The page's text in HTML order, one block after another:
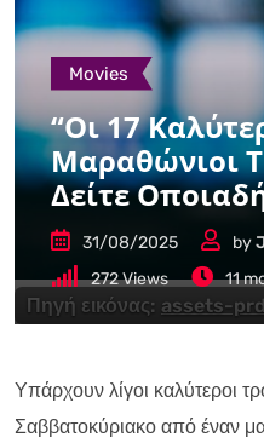
Πηγή εικόνας: assets-
Movies
“Οι 17
Μαραθώνιοι
Δείτε
31/08/2025 by
272Views 11
Υπάρχουν λίγοι καλύτεροι
Σαββατοκύριακο από έναν